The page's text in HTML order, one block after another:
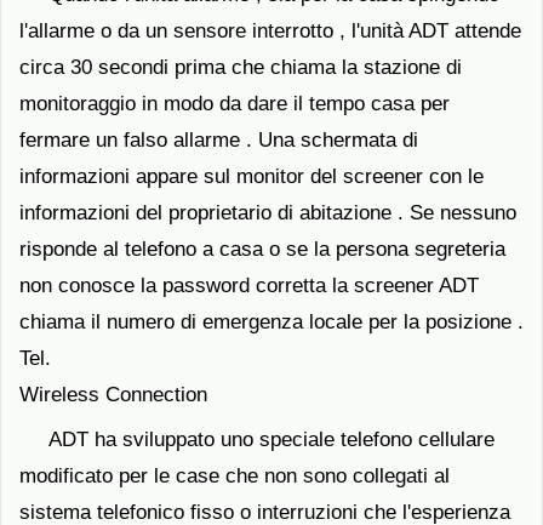
l'allarme o da un sensore interrotto , l'unità ADT attende
circa 30 secondi prima che chiama la stazione di
monitoraggio in modo da dare il tempo casa per
fermare un falso allarme . Una schermata di
informazioni appare sul monitor del screener con le
informazioni del proprietario di abitazione . Se nessuno
risponde al telefono a casa o se la persona segreteria
non conosce la password corretta la screener ADT
chiama il numero di emergenza locale per la posizione .
Tel.
Wireless Connection
ADT ha sviluppato uno speciale telefono cellulare
modificato per le case che non sono collegati al
sistema telefonico fisso o interruzioni che l'esperienza